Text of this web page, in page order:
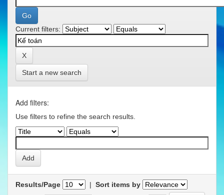
Current filters:
Start a new search
Add filters:
Use filters to refine the search results.
Results/Page | Sort items by